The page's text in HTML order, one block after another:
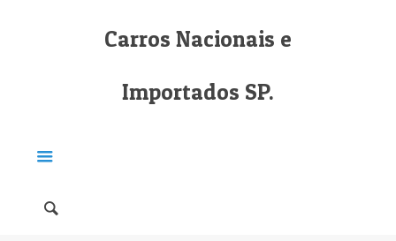
Carros Nacionais e
Importados SP.